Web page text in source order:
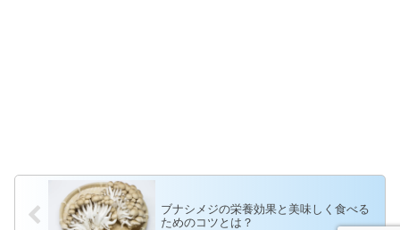
ブナシメジの栄養効果と美味しく食べる
ためのコツとは？